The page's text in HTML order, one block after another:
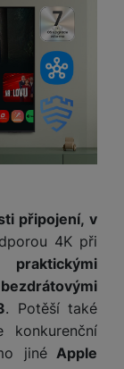
připojení, v
4K při
. Potěší také
konkurenční
jinéApple